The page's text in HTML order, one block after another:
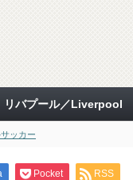
リバプール／Liverpool
ッカー
Pocket RSS